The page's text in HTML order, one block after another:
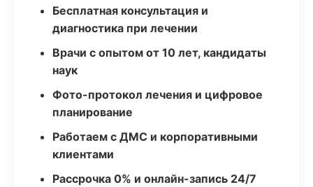
Бесплатная консультация и
диагностика при лечении
Врачи с опытом от 10 лет, кандидаты
наук
Фото-протокол лечения и цифровое
планирование
Работаем с ДМС и корпоративными
клиентами
Рассрочка 0% и онлайн-запись 24/7